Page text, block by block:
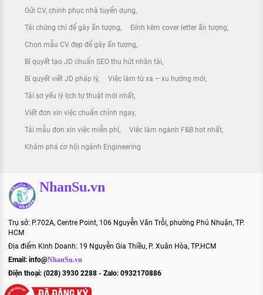
Gửi CV, chinh phục nhà tuyển dụng
Tải chứng chỉ để gây ấn tượng Đính kèm cover letter ấn tượng
Chọn mẫu CV đẹp để gây ấn tượng
Bí quyết tạo JD chuẩn SEO thu hút nhân tài
Bí quyết viết JD pháp lý Việc làm từ xa – xu hướng mới
Tải sơ yếu lý lịch tự thuật mới nhất
Viết đơn xin việc chuẩn chỉnh ngay
Tải mẫu đơn xin việc miễn phí Việc làm ngành F&B hot nhất
Khám phá cơ hội ngành Engineering
NhanSu.vn
Trụ sở: P.702A, Centre Point, 106 Nguyễn Văn Trỗi, phường Phú Nhuận, TP.
HCM
Địa điểm Kinh Doanh: 19 Nguyễn Gia Thiều, P. Xuân Hòa, TP.HCM
Email: info@NhanSu.vn
Điện thoại: (028) 3930 2288 - Zalo: 0932170886